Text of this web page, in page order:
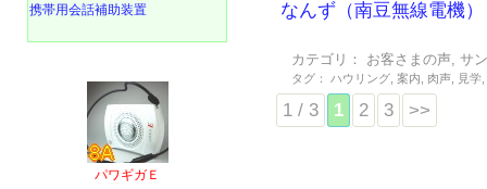
なんず（南豆無線電機）
カテゴリ： お客さまの声,サ
タグ： ハウリング,案内, 肉声, 見学
1 / 3 1 2 3 >>
携帯用会話補助装置
パワギガＥ